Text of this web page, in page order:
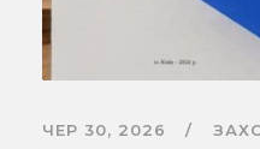
ЧЕР 30, 2026